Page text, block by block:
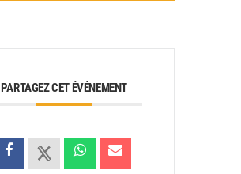
PARTAGEZ CET ÉVÉNEMENT